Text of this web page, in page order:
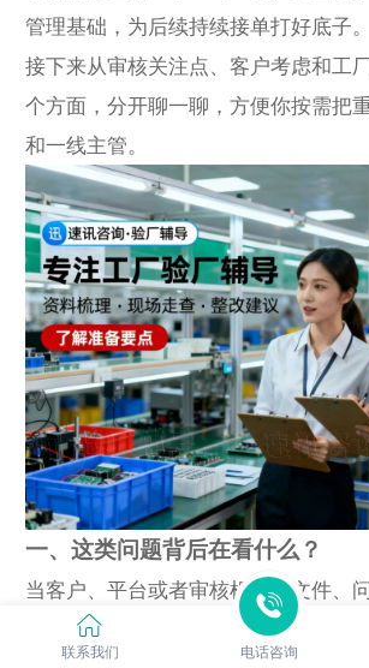
管理基础，为后续持续接单打好底子。
接下来从审核关注点、客户考虑和工
个方面，分开聊一聊，方便你按需把
和一线主管。
一、这类问题背后在看什么？
当客户、平台或者审核机构在文件、
提到“人力资源、行政与生产部门在社
联系我们 电话咨询